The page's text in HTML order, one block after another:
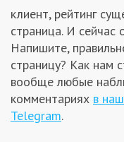
клиент, рейтинг
страница. И сейчас
Напишите,
страницу? Как нам
вообще любые
комментариях в
Telegram.